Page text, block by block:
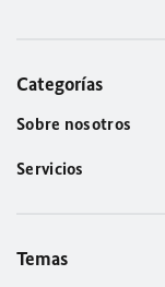
Categorías
Sobre nosotros
Servicios
Temas